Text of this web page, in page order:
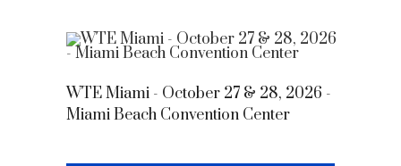
WTE Miami - October 27 & 28, 2026 -
Miami Beach Convention Center